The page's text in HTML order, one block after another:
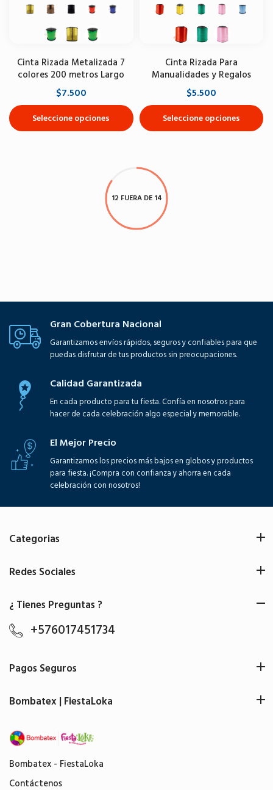
Cinta Rizada Metalizada 7
colores 200 metros Largo
$7.500
Seleccione opciones
Cinta Rizada Para
Manualidades y Regalos
$5.500
Seleccione opciones
12 FUERA DE 14
Gran Cobertura Nacional
Garantizamos envíos rápidos, seguros y confiables para que
puedas disfrutar de tus productos sin preocupaciones.
Calidad Garantizada
En cada producto para tu fiesta. Confía en nosotros para
hacer de cada celebración algo especial y memorable.
El Mejor Precio
Garantizamos los precios más bajos en globos y productos
para fiesta. ¡Compra con confianza y ahorra en cada
celebración con nosotros!
Bombatex - FiestaLoka
Contáctenos
Categorias
Redes Sociales
¿ Tienes Preguntas ?
+576017451734
Pagos Seguros
Bombatex | FiestaLoka